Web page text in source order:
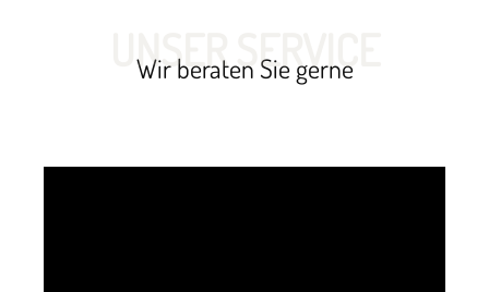
UNSER SERVICE
Wir beraten Sie gerne